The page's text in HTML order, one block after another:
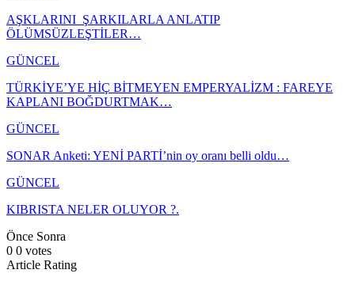
AŞKLARINI ŞARKILARLA ANLATIP
ÖLÜMSÜZLEŞTİLER…
GÜNCEL
TÜRKİYE’YE HİÇ BİTMEYEN EMPERYALİZM : FAREYE
KAPLANI BOĞDURTMAK…
GÜNCEL
SONAR Anketi: YENİ PARTİ’nin oy oranı belli oldu…
GÜNCEL
KIBRISTA NELER OLUYOR ?.
Önce Sonra
0 0 votes
Article Rating